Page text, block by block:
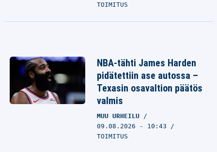
TOIMITUS
NBA-tähti James Harden
pidätettiin ase autossa –
Texasin osavaltion päätös
valmis
MUU URHEILU
09.08.2026 - 10:43
TOIMITUS